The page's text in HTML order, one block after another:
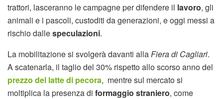
trattori, lasceranno le campagne per difendere il lavoro, gli
animali e i pascoli, custoditi da generazioni, e oggi messi a
rischio dallespeculazioni.
La mobilitazione si svolgerà davanti allaFiera di Cagliari.
A scatenarla, il taglio del 30% rispetto allo scorso anno del
prezzo del latte di pecora, mentre sul mercato si
moltiplica la presenza di formaggio straniero, come